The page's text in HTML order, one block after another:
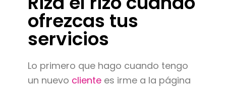
ofrezcas tus
servicios
Lo primero que hago cuando tengo
un nuevo clientees irme a la página